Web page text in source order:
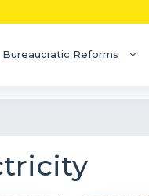
Bureaucratic Reforms